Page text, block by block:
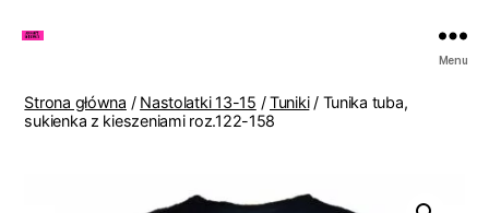
Lenki
Menu
Strona główna / Nastolatki 13-15 /Tuniki/ Tunika tuba,
sukienka z kieszeniami roz.122-158